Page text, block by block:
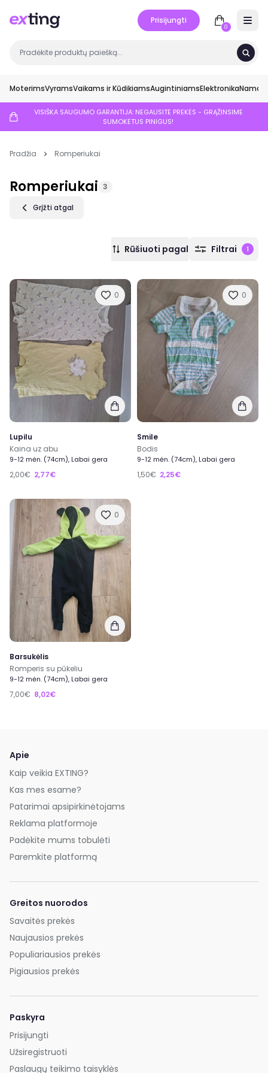
Prisijungti
0
MoterimsVyramsVaikams ir KūdikiamsAugintiniamsElektronikaNamai
VISIŠKA SAUGUMO GARANTIJA: NEGAUSITE PREKĖS - GRĄŽINSIME
SUMOKĖTUS PINIGUS!
Pradžia Romperiukai
Romperiukai 3
Grįžti atgal
Rūšiuoti pagal Filtrai 1
0
Lupilu
Kaina uz abu
9-12 mėn. (74cm), Labai gera
2,00€ 2,77€
0
Smile
Bodis
9-12 mėn. (74cm), Labai gera
1,50€ 2,25€
0
Barsukėlis
Romperis su pūkeliu
9-12 mėn. (74cm), Labai gera
7,00€ 8,02€
Apie
Kaip veikia EXTING?
Kas mes esame?
Patarimai apsipirkinėtojams
Reklama platformoje
Padėkite mums tobulėti
Paremkite platformą
Greitos nuorodos
Savaitės prekės
Naujausios prekės
Populiariausios prekės
Pigiausios prekės
Paskyra
Prisijungti
Užsiregistruoti
Paslaugų teikimo taisyklės